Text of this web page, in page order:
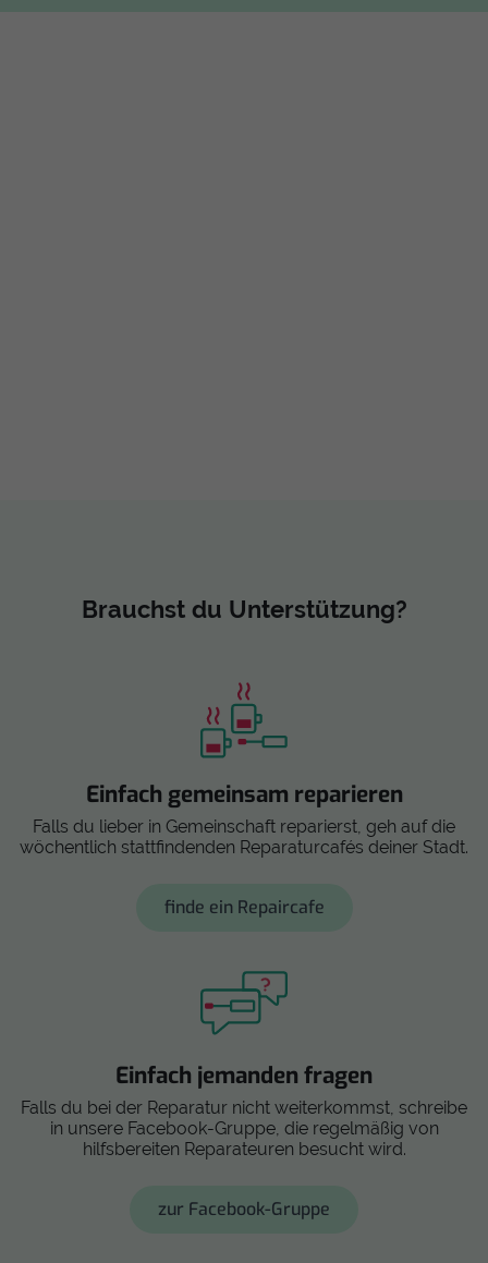
Brauchst du Unterstützung?
Einfach gemeinsam reparieren
Falls du lieber in Gemeinschaft reparierst, geh auf die
wöchentlich stattfindenden Reparaturcafés deiner Stadt.
finde ein Repaircafe
Einfach jemanden fragen
Falls du bei der Reparatur nicht weiterkommst, schreibe
in unsere Facebook-Gruppe, die regelmäßig von
hilfsbereiten Reparateuren besucht wird.
zur Facebook-Gruppe